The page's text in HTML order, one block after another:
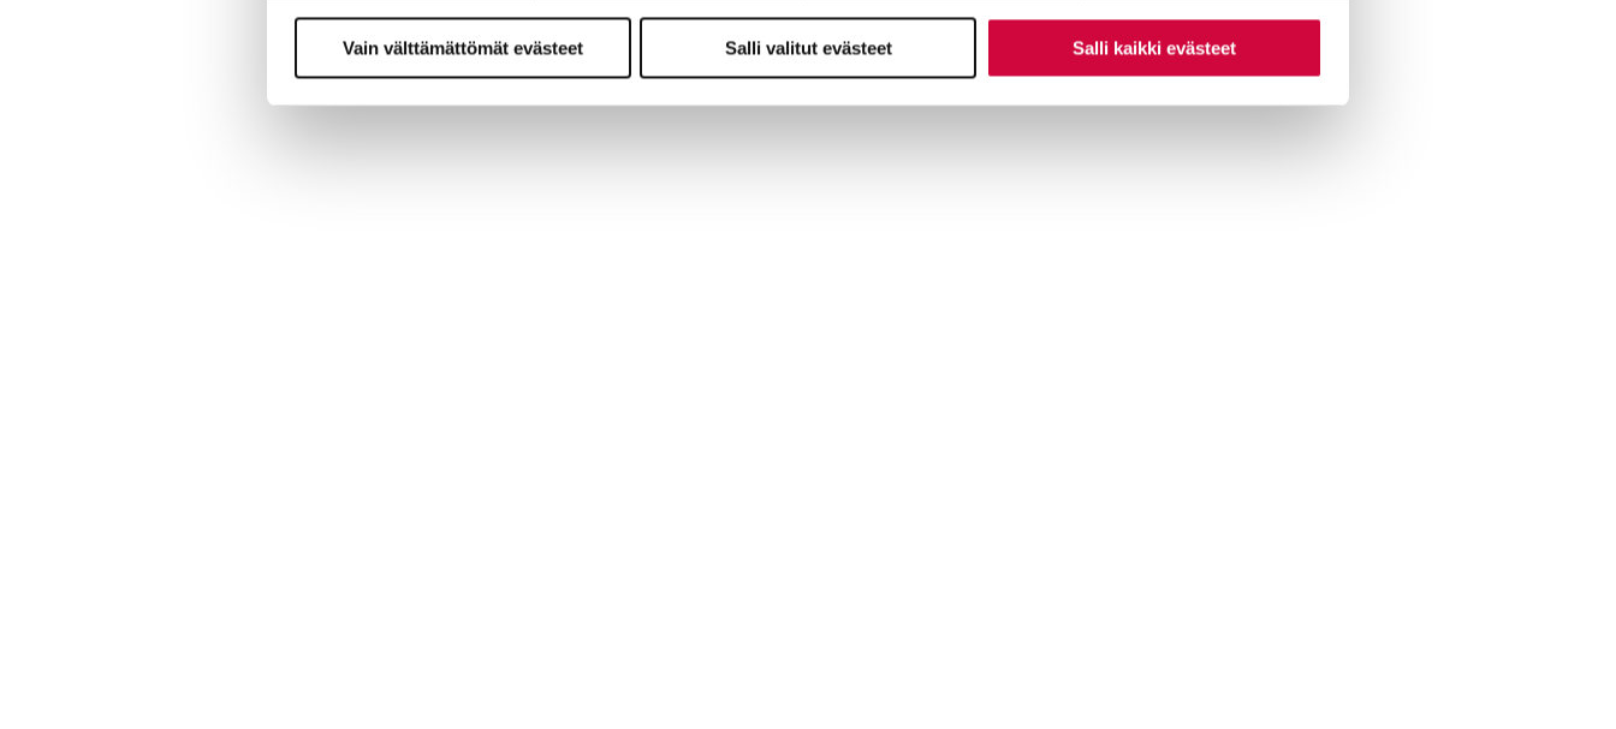
Vain välttämättömät evästeet Salli valitut evästeet Salli kaikki evästeet